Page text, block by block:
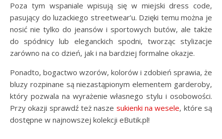
Poza tym wspaniale wpisują się w miejski dress code,
pasujący do luzackiego streetwear’u. Dzięki temu można je
nosić nie tylko do jeansów i sportowych butów, ale także
do spódnicy lub eleganckich spodni, tworząc stylizacje
zarówno na co dzień, jak i na bardziej formalne okazje.
Ponadto, bogactwo wzorów, kolorów i zdobień sprawia, że
bluzy rozpinane są niezastąpionym elementem garderoby,
który pozwala na wyrażenie własnego stylu i osobowości.
Przy okazji sprawdź też nasze sukienki na wesele, które są
dostępne w najnowszej kolekcji eButik.pl!